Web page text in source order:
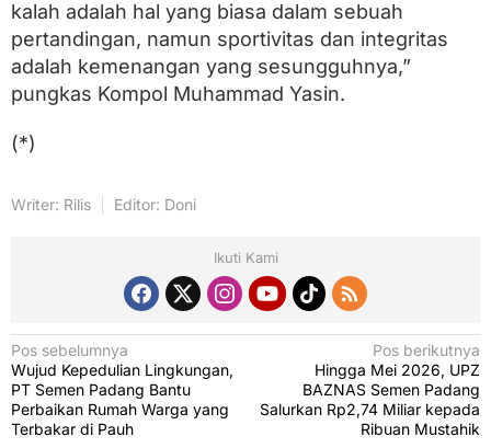
kalah adalah hal yang biasa dalam sebuah
pertandingan, namun sportivitas dan integritas
adalah kemenangan yang sesungguhnya,”
pungkas Kompol Muhammad Yasin.
(*)
Writer: Rilis Editor: Doni
Ikuti Kami
N
a
v
Pos sebelumnya
Wujud Kepedulian Lingkungan,
PT Semen Padang Bantu
Perbaikan Rumah Warga yang
Terbakar di Pauh
Pos berikutnya
Hingga Mei 2026, UPZ
BAZNAS Semen Padang
Salurkan Rp2,74 Miliar kepada
Ribuan Mustahik